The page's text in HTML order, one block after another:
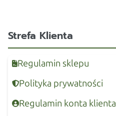
Strefa Klienta
Regulamin sklepu
Polityka prywatności
Regulamin konta klienta